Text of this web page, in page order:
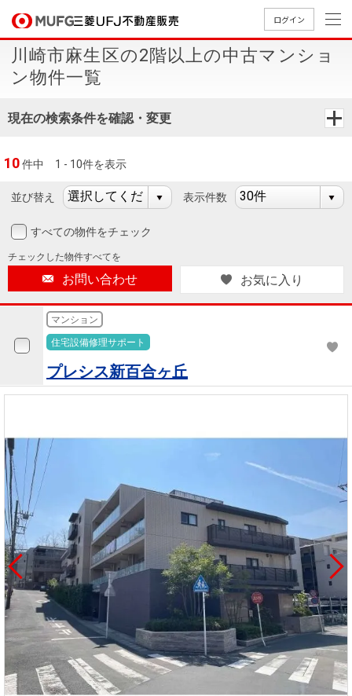
ログイン
買いたいTOP
中古
マン
ショ
ンを
探す
築・
中古
す
を
探
す
購入向け
サービス
住宅ロー
ンシミュ
レーショ
ン
住まい1プ
ラス（お
役立ちコ
ラム）
売りたいTOP
無
料
査
定
却
相
売却
売却向け
サービス
周辺相場
検索
住まい1プ
ラス（お
役立ちコ
ラム）
住まいと
暮らしの
税金の本
（電子ブ
売却ガイ
ド
店舗案内TOP
店舗のご
案内（首
都圏）
古屋）
案内（関
西）
会社情報TOP
ごあいさ
つ
Way
経営ビジ
ョン
沿革
本社地
図
リリース
（電子ブ
ック版）
採用情報TOP
新卒採用
情報
買いたい
売りたい
店舗案内
会社情報
採用情報
法人のお客さま
提携企業にお勤めの方
会員ページ
閉じる
川崎市麻生区の2階以上の中古マンショ
ン物件一覧
現在の検索条件を確認・変更
10件中 1 - 10件を表示
並び替え 表示件数
すべての物件をチェック
チェックした物件すべてを
お問い合わせ お気に入り
マンション
住宅設備修理サポート
プレシス新百合ヶ丘